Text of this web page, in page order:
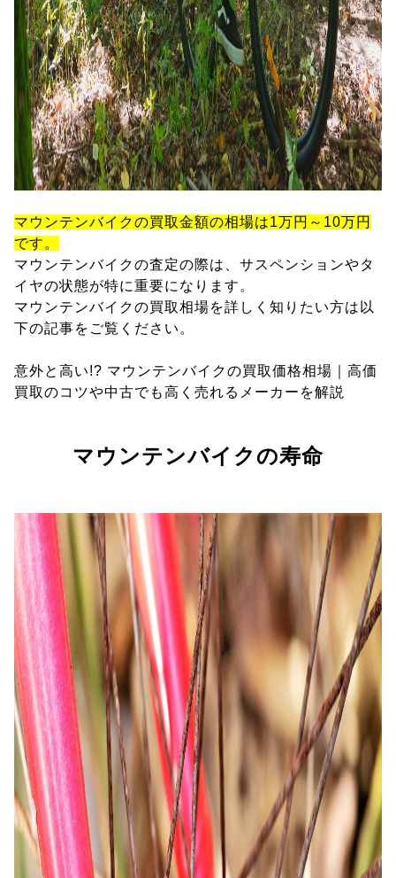
マウンテンバイクの買取金額の相場は1万円～10万円
です。
マウンテンバイクの査定の際は、サスペンションやタ
イヤの状態が特に重要になります。
マウンテンバイクの買取相場を詳しく知りたい方は以
下の記事をご覧ください。
意外と高い!? マウンテンバイクの買取価格相場｜高価
買取のコツや中古でも高く売れるメーカーを解説
マウンテンバイクの寿命